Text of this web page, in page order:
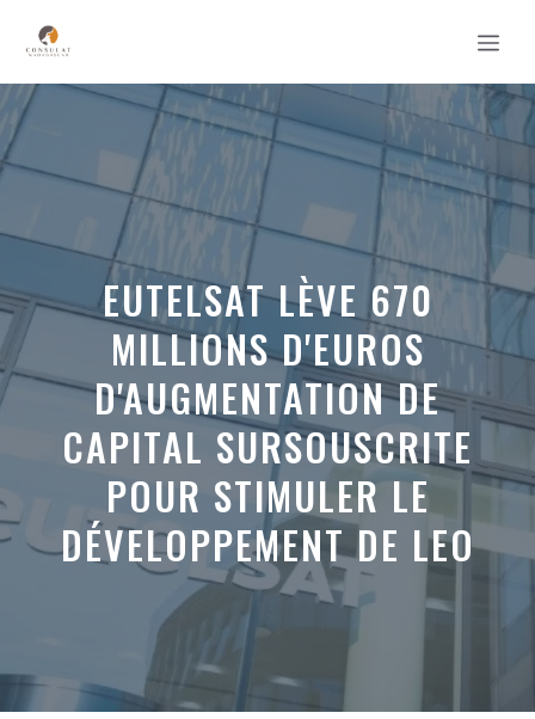
contenu
EUTELSAT LÈVE 670
MILLIONS D'EUROS
D'AUGMENTATION DE
CAPITAL SURSOUSCRITE
POUR STIMULER LE
DÉVELOPPEMENT DE LEO